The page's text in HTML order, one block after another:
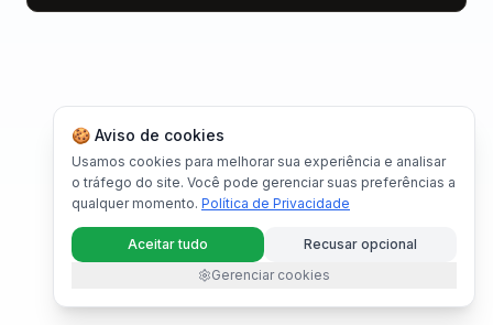
🍪 Aviso de cookies
Usamos cookies para melhorar sua experiência e analisar
o tráfego do site. Você pode gerenciar suas preferências a
qualquer momento. Política de Privacidade
Aceitar tudo
Recusar opcional
Gerenciar cookies